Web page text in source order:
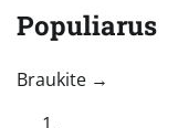
Populiarus
„Perbraukite
Braukite →